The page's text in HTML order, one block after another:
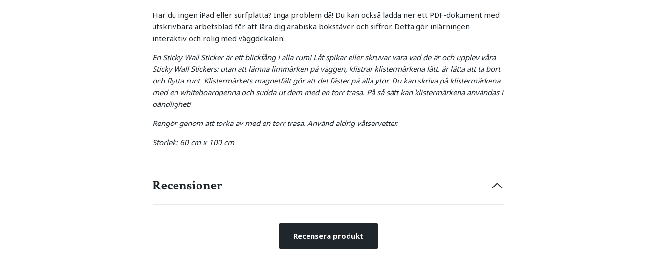
Har du ingen iPad eller surfplatta? Inga problem då! Du kan också ladda ner ett PDF-dokument med
utskrivbara arbetsblad för att lära dig arabiska bokstäver och siffror. Detta gör inlärningen
interaktiv och rolig med väggdekalen.
En Sticky Wall Sticker är ett blickfång i alla rum! Låt spikar eller skruvar vara vad de är och upplev våra
Sticky Wall Stickers: utan att lämna limmärken på väggen, klistrar klistermärkena lätt, är lätta att ta bort
och flytta runt. Klistermärkets magnetfält gör att det fäster på alla ytor. Du kan skriva på klistermärkena
med en whiteboardpenna och sudda ut dem med en torr trasa. På så sätt kan klistermärkena användas i
oändlighet!
Rengör genom att torka av med en torr trasa. Använd aldrig våtservetter.
Storlek: 60 cm x 100 cm
Recensioner
Recensera produkt